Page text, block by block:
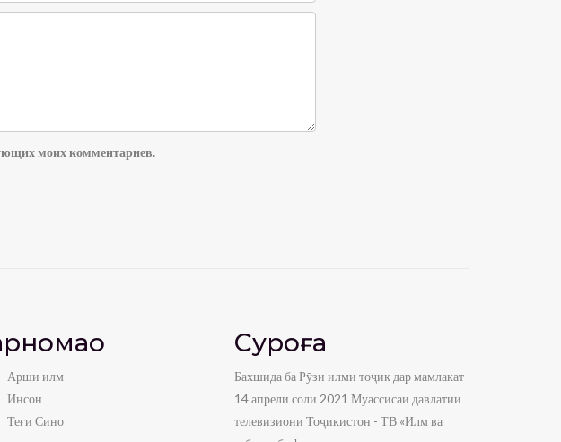
моих комментариев.
Арши илм
Инсон
Теғи Сино
Суроға
Бахшида ба Рӯзи илми тоҷик дар мамлакат
14 апрели соли 2021 Муассисаи давлатии
телевизиони Тоҷикистон - ТВ «Илм ва